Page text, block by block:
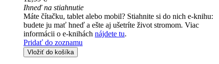
Ihneď na stiahnutie
Máte čítačku, tablet alebo mobil? Stiahnite si do nich e-knihu:
budete ju mať hneď a ešte aj ušetríte život stromom. Viac
informácii o e-knihách nájdete tu.
Pridať do zoznamu
Vložiť do košíka